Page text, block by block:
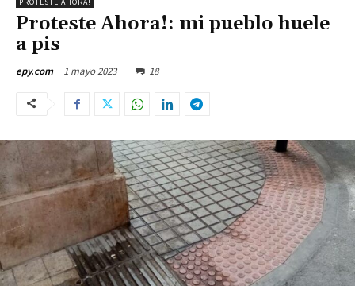
PROTESTE AHORA!
Proteste Ahora!: mi pueblo huele
a pis
epy.com 1 mayo 2023 18